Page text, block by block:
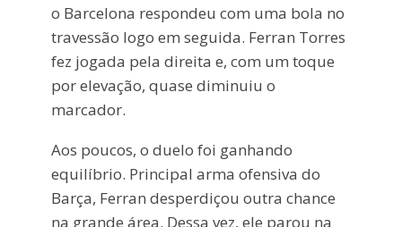
o Barcelona respondeu com uma bola no
travessão logo em seguida. Ferran Torres
fez jogada pela direita e, com um toque
por elevação, quase diminuiu o
marcador.
Aos poucos, o duelo foi ganhando
equilíbrio. Principal arma ofensiva do
Barça, Ferran desperdiçou outra chance
na grande área. Dessa vez, ele parou na